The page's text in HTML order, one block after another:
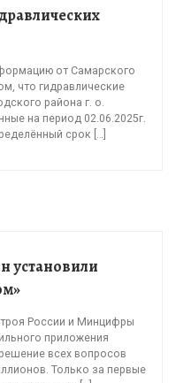
от Самарского
что гидравлические
района г. о.
на период 02.06.2025г.
срок […]
установили
России и Минцифры
приложения
всех вопросов
Только за первые